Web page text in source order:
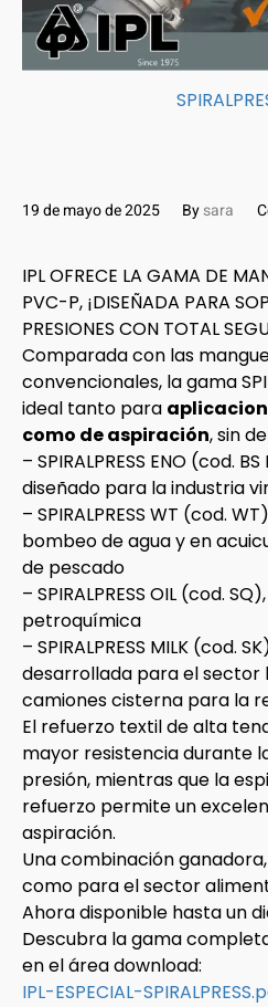
19 de mayo de 2025 Bysara
IPL OFRECE LA GAMA DE
PVC-P, ¡DISEÑADA PARA
PRESIONES CON TOTAL
Comparada con las
convencionales, la gama
ideal tanto para
como de aspiración, sin
– SPIRALPRESS ENO (cod.
diseñado para la industria
– SPIRALPRESS WT (cod.
bombeo de agua y en
de pescado
– SPIRALPRESS OIL (cod.
petroquímica
– SPIRALPRESS MILK (cod.
desarrollada para el sector
camiones cisterna para la
El refuerzo textil de alta
mayor resistencia durante
presión, mientras que la
refuerzo permite un
aspiración.
Una combinación
como para el sector
Ahora disponible hasta un
Descubra la gama
en el área download:
IPL-ESPECIAL-